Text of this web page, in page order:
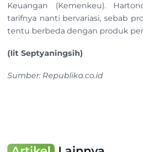
Keuangan (Kemenkeu).
tarifnya nanti bervariasi, sebab
tentu berbeda dengan produk
(Iit Septyaningsih)
Sumber: Republika.co.id